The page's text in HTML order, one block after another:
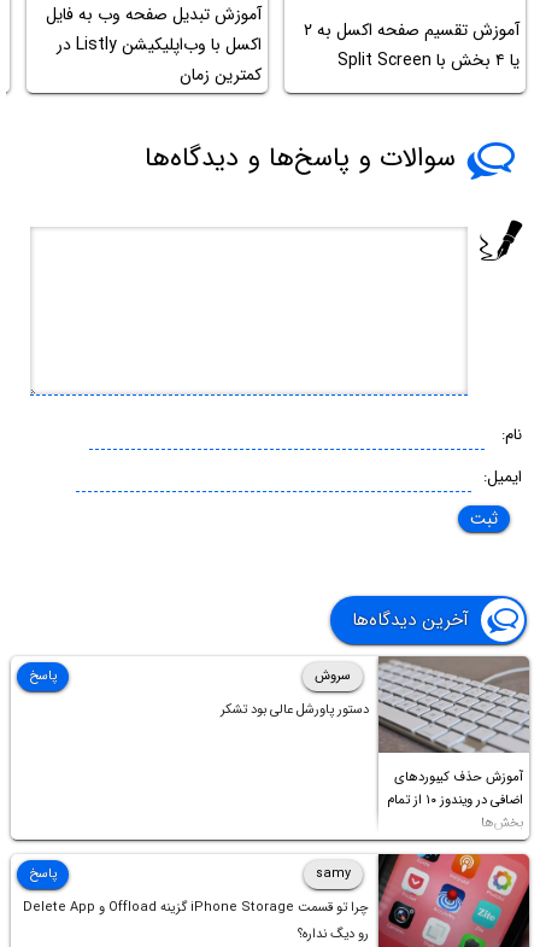
آموزش تقسیم صفحه اکسل به ۲
یا ۴ بخش با Split Screen
آموزش تبدیل صفحه وب به فایل
اکسل با وب‌اپلیکیشن Listly در
کمترین زمان
سوالات و پاسخ‌ها و دیدگاه‌ها
نام:
ایمیل:
آخرین دیدگاه‌ها
آموزش حذف کیبوردهای
اضافی در ویندوز ۱۰ از تمام
بخش‌ها
سروش
دستور پاورشل عالی بود تشکر
پاسخ
samy
چرا تو قسمت iPhone Storage گزینه Offload و Delete App
رو دیگ نداره؟
پاسخ